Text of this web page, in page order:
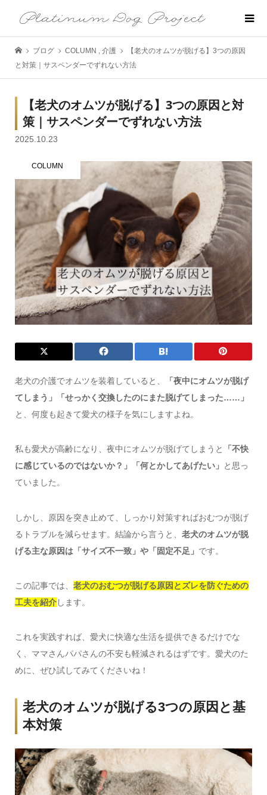
ブログ COLUMN , 介護
【老犬のオムツが脱げる】3つの原因
と対策｜サスペンダーでずれない方法
【老犬のオムツが脱げる】3つの原因と対
策｜サスペンダーでずれない方法
2025.10.23
COLUMN
老犬の介護でオムツを装着していると、
「夜中にオムツが脱げ
てしまう」「せっかく交換したのにまた脱げてしまった……」
と、何度も起きて愛犬の様子を気にしますよね。
私も愛犬が高齢になり、夜中にオムツが脱げてしまうと
「不快
に感じているのではないか？」「何とかしてあげたい」 と思っ
ていました。
しかし、原因を突き止めて、しっかり対策すればおむつが脱げ
るトラブルを減らせます。結論から言うと、 老犬のオムツが脱
げる主な原因は「サイズ不一致」や「固定不足」 です。
この記事では、 老犬のおむつが脱げる原因とズレを防ぐための
工夫を紹介します。
これを実践すれば、愛犬に快適な生活を提供できるだけでな
く、ママさんパパさんの不安も軽減されるはずです。愛犬のた
めに、ぜひ試してみてくださいね！
老犬のオムツが脱げる3つの原因と基
本対策